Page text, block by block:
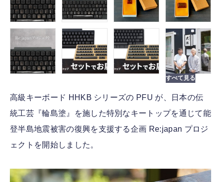
高級キーボード HHKB シリーズの PFU が、日本の伝
統工芸『輪島塗』を施した特別なキートップを通じて能
登半島地震被害の復興を支援する企画 Re:japan プロジ
ェクトを開始しました。